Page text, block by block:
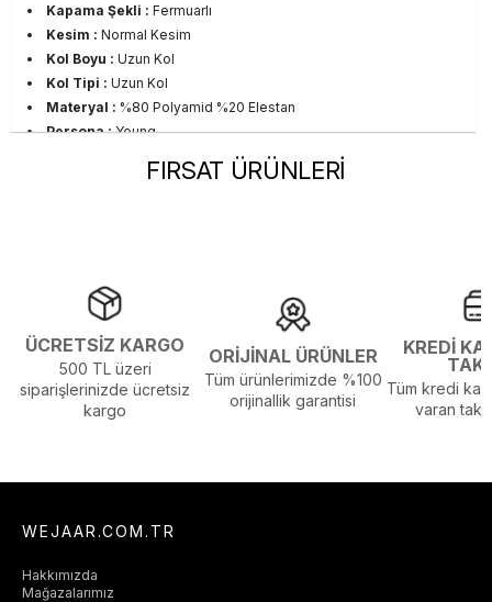
Kapama Şekli : Fermuarlı
Kesim : Normal Kesim
Kol Boyu : Uzun Kol
Kol Tipi : Uzun Kol
Materyal : %80 Polyamid %20 Elestan
Persona :Young
Yetişkin
FIRSAT ÜRÜNLERİ
ÜCRETSİZ KARGO
500 TL üzeri
siparişlerinizde ücretsiz
kargo
ORİJİNAL ÜRÜNLER
Tüm ürünlerimizde %100
orijinallik garantisi
KREDİ
Tüm kredi
varan
WEJAAR.COM.TR
Hakkımızda
Mağazalarımız